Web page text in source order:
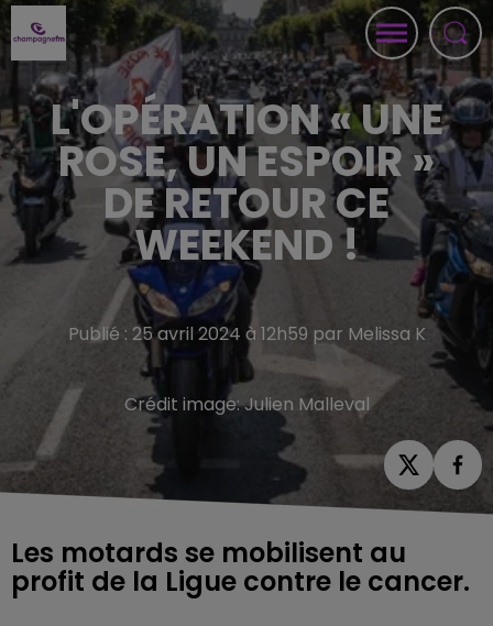
L'OPÉRATION « UNE
ROSE, UN ESPOIR »
DE RETOUR CE
WEEKEND !
Publié : 25 avril 2024 à 12h59 par Melissa K
Crédit image:Julien Malleval
Les motards se mobilisent au
profit de la Ligue contre le cancer.